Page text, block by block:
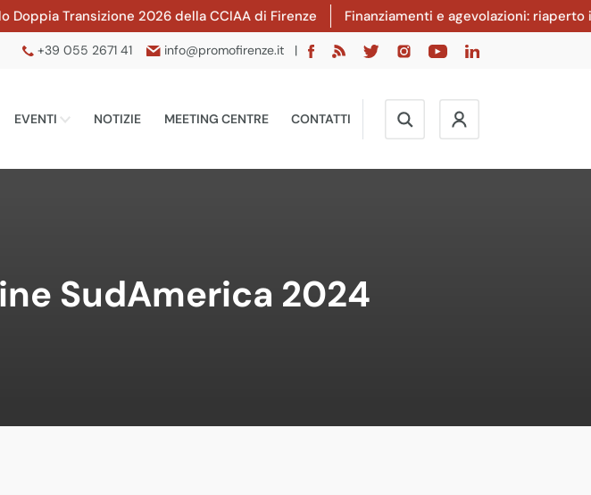
2026 della CCIAA di Firenze Finanziamenti e agevolazioni: riaperto il
+39 055 2671 41 info@promofirenze.it |
EVENTI NOTIZIE MEETING CENTRE CONTATTI
SudAmerica 2024